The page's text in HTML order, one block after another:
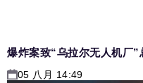
爆炸案致“乌拉尔无人机厂
05 八月 14:49